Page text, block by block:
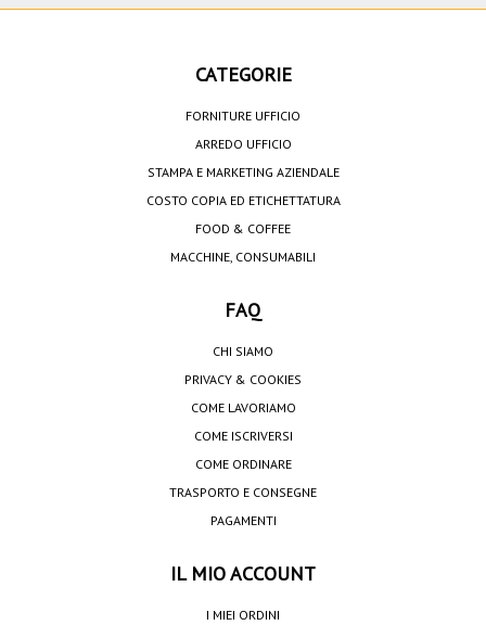
CATEGORIE
FORNITURE UFFICIO
ARREDO UFFICIO
STAMPA E MARKETING AZIENDALE
COSTO COPIA ED ETICHETTATURA
FOOD & COFFEE
MACCHINE, CONSUMABILI
FAQ
CHI SIAMO
PRIVACY & COOKIES
COME LAVORIAMO
COME ISCRIVERSI
COME ORDINARE
TRASPORTO E CONSEGNE
PAGAMENTI
IL MIO ACCOUNT
I MIEI ORDINI